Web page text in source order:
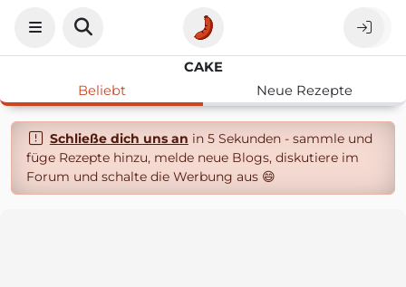
CAKE
Beliebt
Neue Rezepte
Schließe dich uns an in 5 Sekunden - sammle und
füge Rezepte hinzu, melde neue Blogs, diskutiere im
Forum und schalte die Werbung aus 😄